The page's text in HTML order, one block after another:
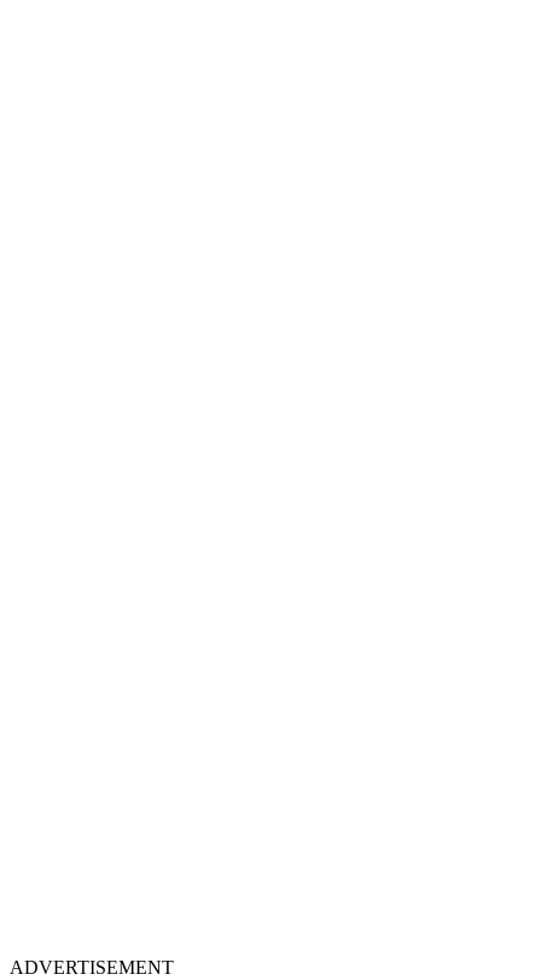
ADVERTISEMENT